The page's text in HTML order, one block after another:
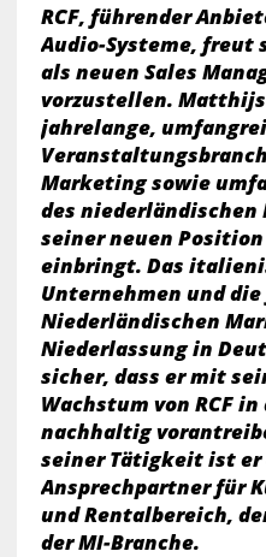
RCF, führender
Audio-Systeme, freut
als neuen Sales
vorzustellen.
jahrelange,
Marketing sowie
des niederländischen
seiner neuen
einbringt. Das
Unternehmen und
Niederländischen
Niederlassung in
sicher, dass er mit
Wachstum von RCF
nachhaltig
seiner Tätigkeit ist
Ansprechpartner für
und Rentalbereich,
der MI-Branche.